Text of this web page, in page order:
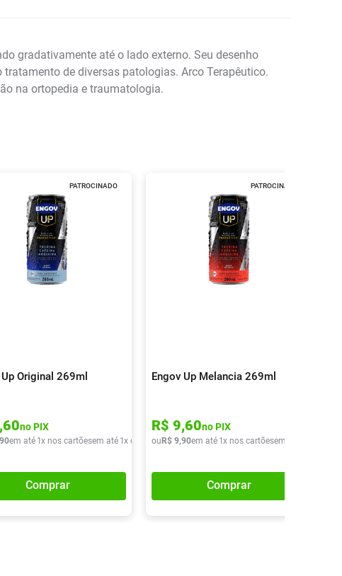
gradativamente até o lado externo. Seu desenho
de diversas patologias. Arco Terapêutico.
na ortopedia e traumatologia.
PATROCINADO
Original 269ml
,60no PIX
90em até 1x nos cartõesem até 1x de R$ 9, 90
Comprar
PATROCINADO
Engov Up Melancia 269ml
R$ 9,60no PIX
ou R$ 9,90em até 1x nos cartõesem até
Comprar